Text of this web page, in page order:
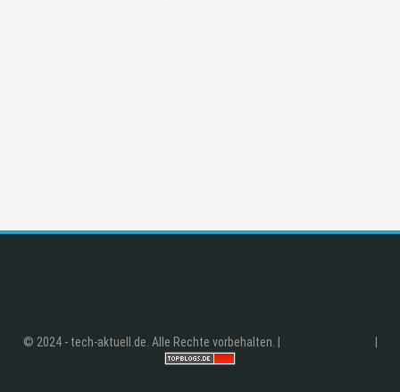
© 2024 - tech-aktuell.de. Alle Rechte vorbehalten. |